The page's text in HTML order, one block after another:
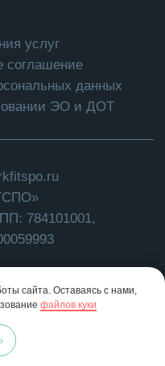
сайта. Оставаясь с нами,
файлов куки